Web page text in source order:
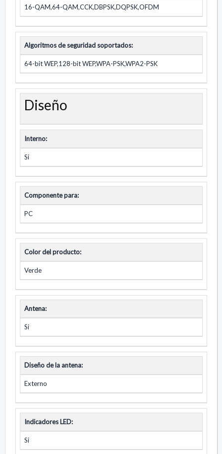
16-QAM,64-QAM,CCK,DBPSK,DQPSK,OFDM
Algoritmos de seguridad soportados:
64-bit WEP,128-bit WEP,WPA-PSK,WPA2-PSK
Diseño
Interno:
Si
Componente para:
PC
Color del producto:
Verde
Antena:
Si
Diseño de la antena:
Externo
Indicadores LED:
Si